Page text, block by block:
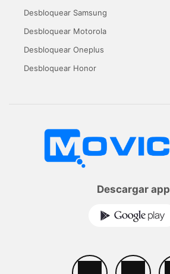
Desbloquear Samsung
Desbloquear Motorola
Desbloquear Oneplus
Desbloquear Honor
Descargar app